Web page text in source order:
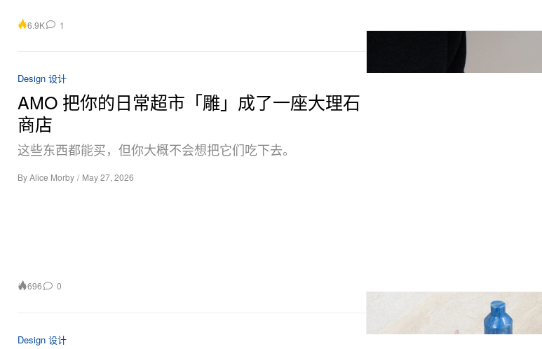
6.9K 1
Design 设计
AMO 把你的日常超市「雕」成了一座大理石
商店
这些东西都能买，但你大概不会想把它们吃下去。
ByAlice Morby / May 27, 2026
696 0
Design 设计